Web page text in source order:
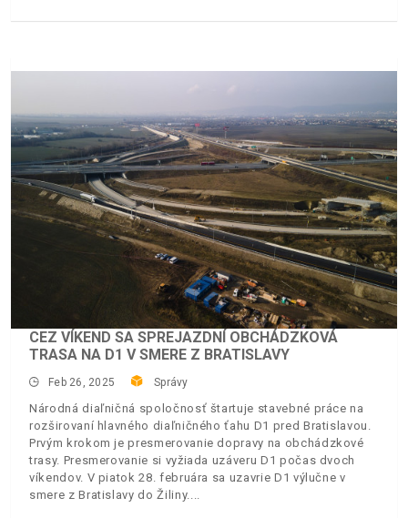
CEZ VÍKEND SA SPREJAZDNÍ OBCHÁDZKOVÁ
TRASA NA D1 V SMERE Z BRATISLAVY
Feb 26, 2025 Správy
Národná diaľničná spoločnosť štartuje stavebné práce na
rozširovaní hlavného diaľničného ťahu D1 pred Bratislavou.
Prvým krokom je presmerovanie dopravy na obchádzkové
trasy. Presmerovanie si vyžiada uzáveru D1 počas dvoch
víkendov. V piatok 28. februára sa uzavrie D1 výlučne v
smere z Bratislavy do Žiliny.